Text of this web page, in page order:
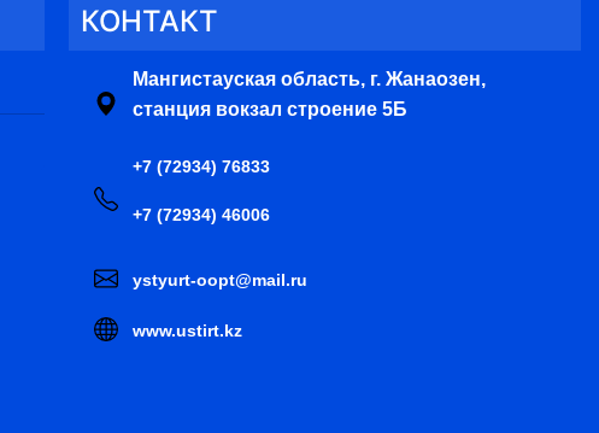
КОНТАКТ
Мангистауская область, г. Жанаозен,
станция вокзал строение 5Б
+7 (72934) 76833
+7 (72934) 46006
ystyurt-oopt@mail.ru
www.ustirt.kz